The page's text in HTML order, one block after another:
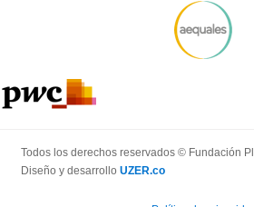
Todos los derechos reservados © Fundación
Diseño y desarrollo UZER.co